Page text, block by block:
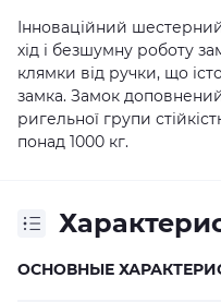
Інноваційний
хід і безшумну роботу
клямки від ручки, що
замка. Замок
ригельної групи
понад 1000 кг.
ОСНОВНЫЕ